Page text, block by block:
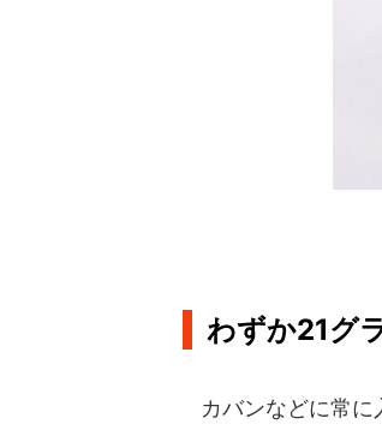
わずか21グ
カバンなどに常に